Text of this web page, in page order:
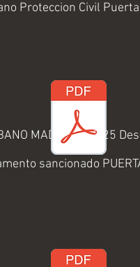
Proteccion Civil
MADERO.pdf
sancionado
3.25